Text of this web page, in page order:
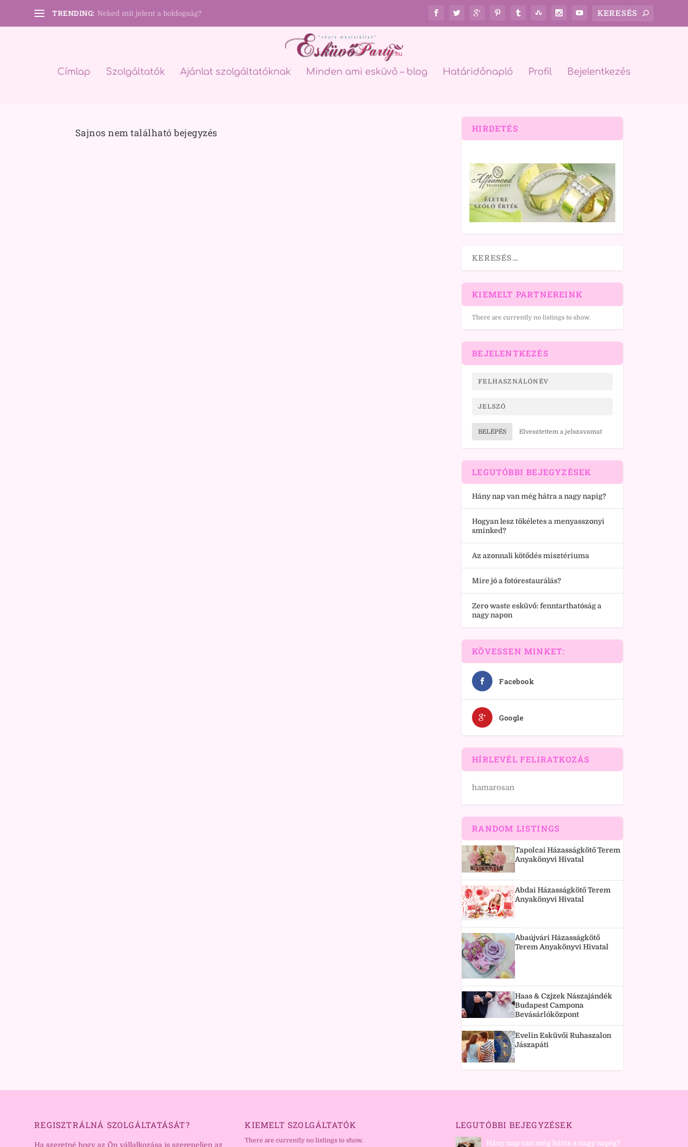
TRENDING: Neked mit jelent a boldogság?
Címlap Szolgáltatók Ajánlat szolgáltatóknak Minden ami esküvő – blog Határidőnapló Profil Bejelentkezés
Sajnos nem található bejegyzés HIRDETÉS
KIEMELT PARTNEREINK
There are currently no listings to show.
BEJELENTKEZÉS
BELÉPÉS Elvesztettem a jelszavamat
LEGUTÓBBI BEJEGYZÉSEK
Hány nap van még hátra a nagy napig?
Hogyan lesz tökéletes a menyasszonyi
sminked?
Az azonnali kötődés misztériuma
Mire jó a fotórestaurálás?
Zero waste esküvő: fenntarthatóság a
nagy napon
KÖVESSEN MINKET:
Facebook
Google
HÍRLEVÉL FELIRATKOZÁS
hamarosan
RANDOM LISTINGS
Tapolcai Házasságkötő Terem
Anyakönyvi Hivatal
Abdai Házasságkötő Terem
Anyakönyvi Hivatal
Abaújvári Házasságkötő
Terem Anyakönyvi Hivatal
Haas & Czjzek Nászajándék
Budapest Campona
Bevásárlóközpont
Evelin Esküvői Ruhaszalon
Jászapáti
REGISZTRÁLNÁ SZOLGÁLTATÁSÁT?
Ha szeretné hogy az Ön vállalkozása is szerepeljen az
KIEMELT SZOLGÁLTATÓK
There are currently no listings to show.
LEGUTÓBBI BEJEGYZÉSEK
Hány nap van még hátra a nagy napig?